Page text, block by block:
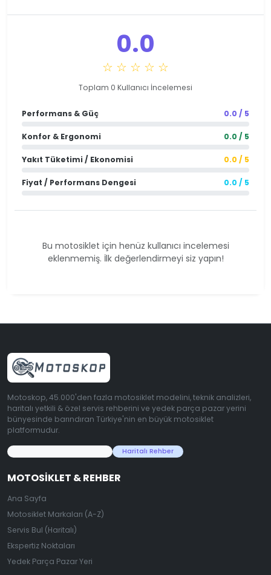
0.0
☆ ☆ ☆ ☆ ☆
Toplam 0 Kullanıcı İncelemesi
Performans & Güç 0.0 / 5
Konfor & Ergonomi 0.0 / 5
Yakıt Tüketimi / Ekonomisi 0.0 / 5
Fiyat / Performans Dengesi 0.0 / 5
Bu motosiklet için henüz kullanıcı incelemesi
eklenmemiş. İlk değerlendirmeyi siz yapın!
Motoskop, 45.000'den fazla motosiklet modelini, teknik analizleri,
haritalı yetkili & özel servis rehberini ve yedek parça pazar yerini
bünyesinde barındıran Türkiye'nin en büyük motosiklet
platformudur.
Haritalı Rehber
MOTOSIKLET & REHBER
Ana Sayfa
Motosiklet Markaları (A-Z)
Servis Bul (Haritalı)
Ekspertiz Noktaları
Yedek Parça Pazar Yeri